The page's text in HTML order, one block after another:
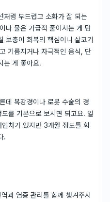
처럼 부드럽고 소화가 잘 되는
나 물은 가급적 줄이시는 게 덤
보충이 회복의 핵심이니 살코기
기름지거나 자극적인 음식, 단
는 게 좋아요.
데 복강경이나 로봇 수술의 경
를 기본으로 보시면 되고요. 일
차가 있지만 3개월 정도를 회
.
과 염증 관리를 함께 챙겨주시